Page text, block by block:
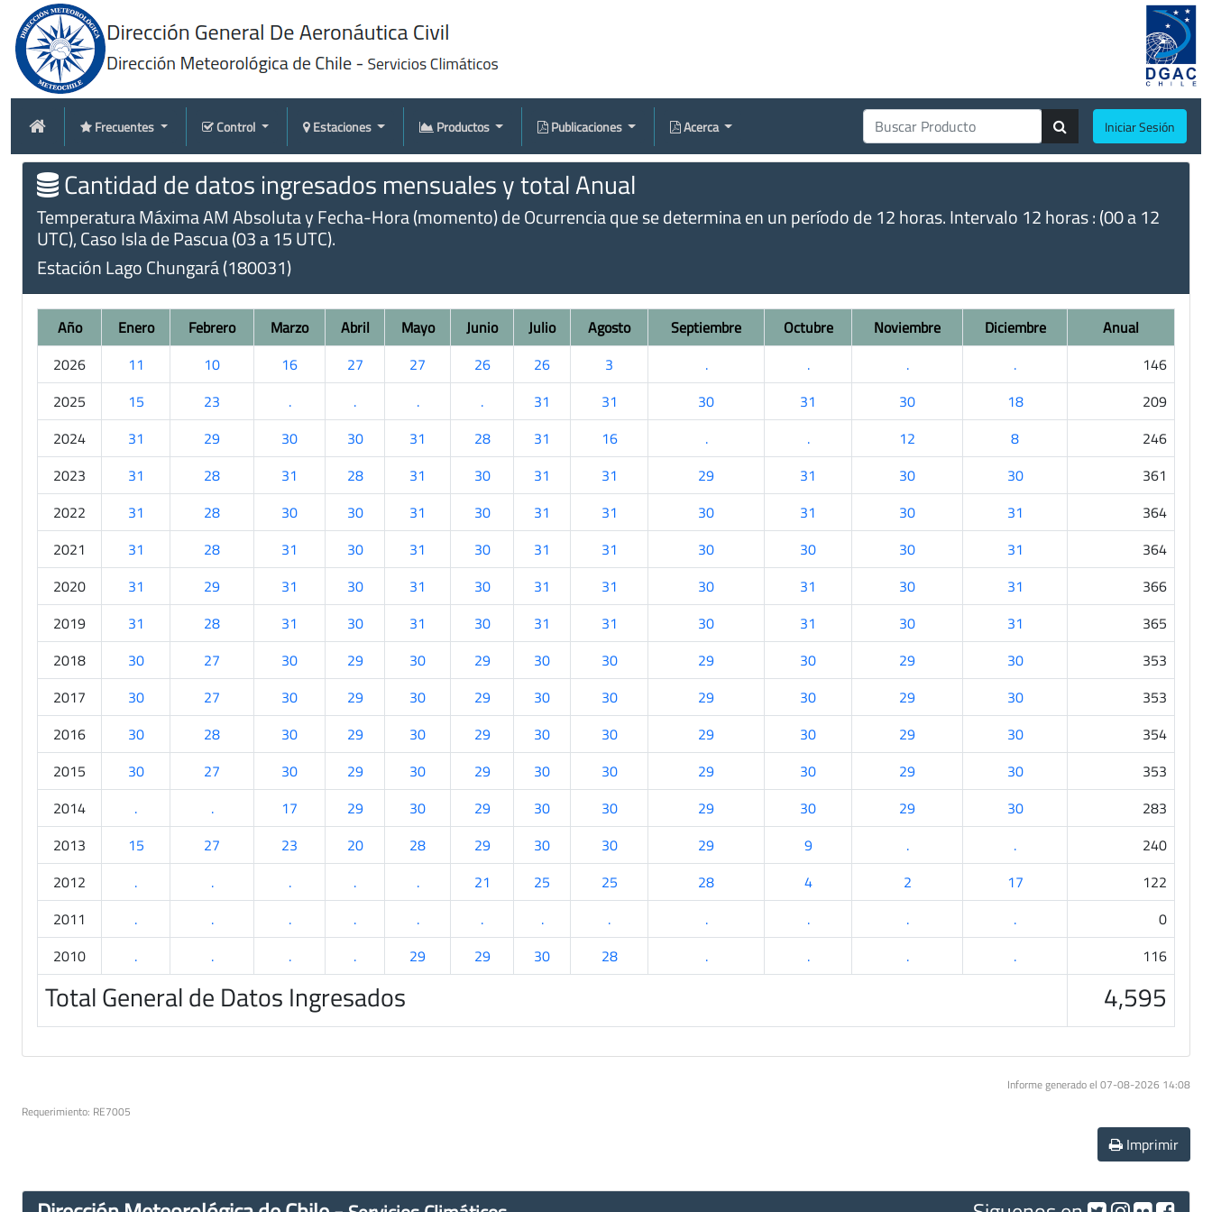
Frecuentes Control Estaciones Productos Publicaciones Acerca Iniciar Sesión
Cantidad de datos ingresados mensuales y total Anual
Temperatura Máxima AM Absoluta y Fecha-Hora (momento) de Ocurrencia que se determina en un período de 12 horas. Intervalo 12 horas : (00 a 12
UTC), Caso Isla de Pascua (03 a 15 UTC).
Estación Lago Chungará (180031)
Año Enero Febrero Marzo Abril Mayo Junio Julio Agosto Septiembre Octubre Noviembre Diciembre
Anual
2026
11 10 16 27 27 26 26 3 . . . .
146
2025
15 23 . . . . 31 31 30 31 30 18
209
2024
31 29 30 30 31 28 31 16 . . 12 8
246
2023
31 28 31 28 31 30 31 31 29 31 30 30
361
2022
31 28 30 30 31 30 31 31 30 31 30 31
364
2021
31 28 31 30 31 30 31 31 30 30 30 31
364
2020
31 29 31 30 31 30 31 31 30 31 30 31
366
2019
31 28 31 30 31 30 31 31 30 31 30 31
365
2018
30 27 30 29 30 29 30 30 29 30 29 30
353
2017
30 27 30 29 30 29 30 30 29 30 29 30
353
2016
30 28 30 29 30 29 30 30 29 30 29 30
354
2015
30 27 30 29 30 29 30 30 29 30 29 30
353
2014
. . 17 29 30 29 30 30 29 30 29 30
283
2013
15 27 23 20 28 29 30 30 29 9 . .
240
2012
. . . . . 21 25 25 28 4 2 17
122
2011
. . . . . . . . . . . .
0
2010
. . . . 29 29 30 28 . . . . 116
Total General de Datos Ingresados 4,595
Informe generado el 07-08-2026 14:08
Requerimiento: RE7005
Imprimir